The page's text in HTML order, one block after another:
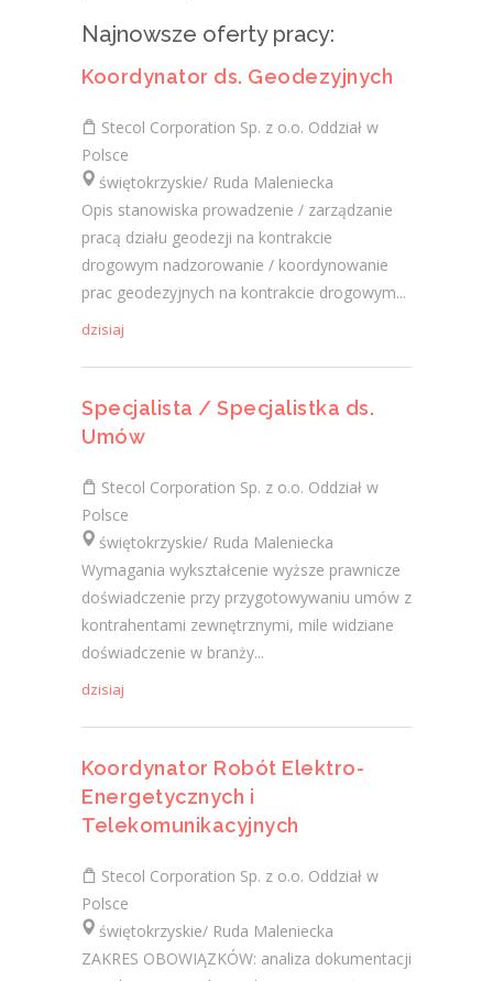
Najnowsze oferty pracy:
Koordynator ds. Geodezyjnych
Stecol Corporation Sp. z o.o. Oddział w
Polsce
świętokrzyskie/ Ruda Maleniecka
Opis stanowiska prowadzenie / zarządzanie
pracą działu geodezji na kontrakcie
drogowym nadzorowanie / koordynowanie
prac geodezyjnych na kontrakcie drogowym...
dzisiaj
Specjalista / Specjalistka ds.
Umów
Stecol Corporation Sp. z o.o. Oddział w
Polsce
świętokrzyskie/ Ruda Maleniecka
Wymagania wykształcenie wyższe prawnicze
doświadczenie przy przygotowywaniu umów z
kontrahentami zewnętrznymi, mile widziane
doświadczenie w branży...
dzisiaj
Koordynator Robót Elektro-
Energetycznych i
Telekomunikacyjnych
Stecol Corporation Sp. z o.o. Oddział w
Polsce
świętokrzyskie/ Ruda Maleniecka
ZAKRES OBOWIĄZKÓW: analiza dokumentacji